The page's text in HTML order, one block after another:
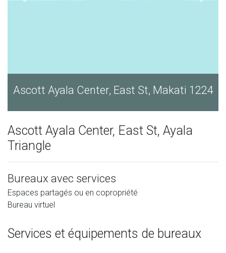
Ascott Ayala Center, East St, Makati 1224
Ascott Ayala Center, East St, Ayala
Triangle
Bureaux avec services
Espaces partagés ou en copropriété
Bureau virtuel
Services et équipements de bureaux